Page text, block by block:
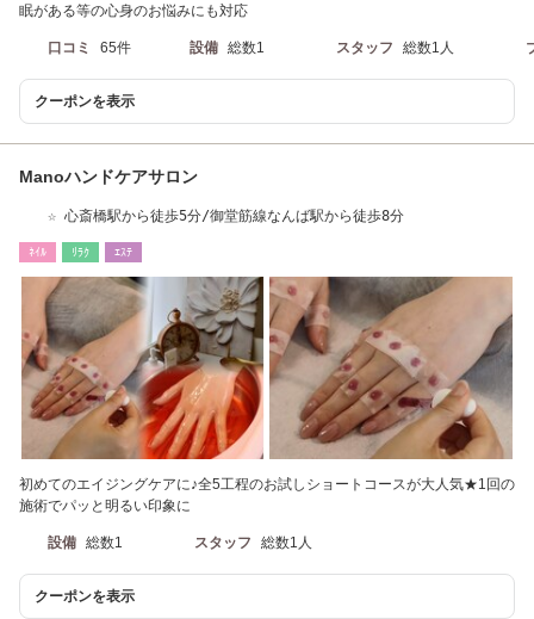
眠がある等の心身のお悩みにも対応
口コミ 65件 設備 総数1 スタッフ 総数1人
クーポンを表示
Manoハンドケアサロン
☆ 心斎橋駅から徒歩5分/御堂筋線なんば駅から徒歩8分
ﾈｲﾙ ﾘﾗｸ ｴｽﾃ
初めてのエイジングケアに♪全5工程のお試しショートコースが大人気★1回の
施術でパッと明るい印象に
設備 総数1 スタッフ 総数1人
クーポンを表示